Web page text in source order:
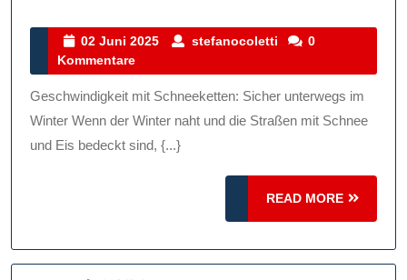
Mit
Sicher
Unterwegs
Winter
02 Juni 2025
02
2025
stefanocoletti stefanocoletti
0
Kommentare
Geschwindigkeit mit Schneeketten: Sicher unterwegs im
Winter Wenn der Winter naht und die Straßen mit Schnee
und Eis bedeckt sind, {...}
READ MORE
READ
MORE